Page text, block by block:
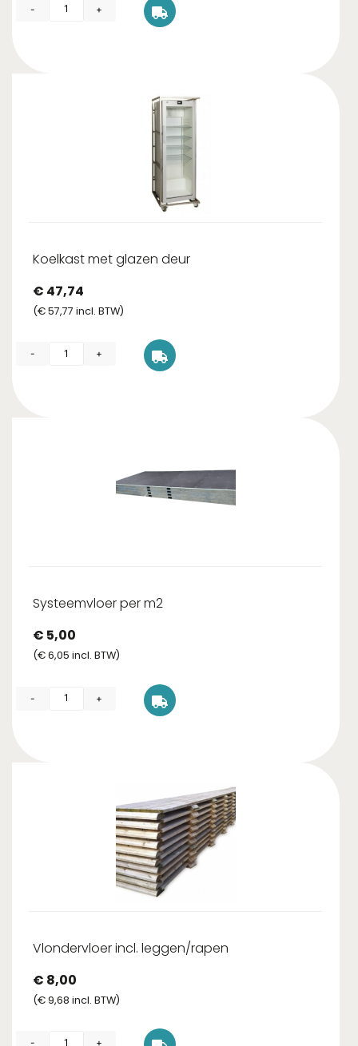
- +
Koelkast met glazen deur
€ 47,74
(€57,77 incl. BTW)
- +
Systeemvloer per m2
€ 5,00
(€6,05 incl. BTW)
- +
Vlondervloer incl. leggen/rapen
€ 8,00
(€9,68 incl. BTW)
- +